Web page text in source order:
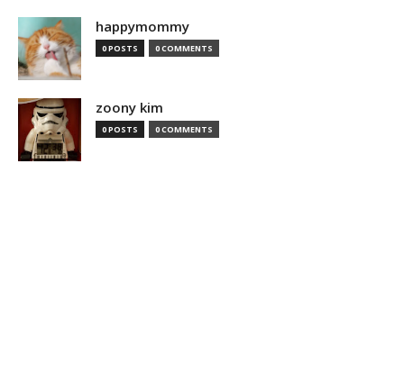
happymommy
0 POSTS 0 COMMENTS
zoony kim
0 POSTS 0 COMMENTS